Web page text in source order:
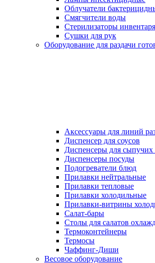
Облучатели
Смягчители воды
Стерилизаторы инвентаря
Сушки для рук
Оборудование для раздачи
Аксессуары для линий
Диспенсер для соусов
Диспенсеры для сыпучих
Диспенсеры посуды
Подогреватели блюд
Прилавки нейтральные
Прилавки тепловые
Прилавки холодильные
Прилавки-витрины
Салат-бары
Столы для салатов
Термоконтейнеры
Термосы
Чаффинг-Диши
Весовое оборудование